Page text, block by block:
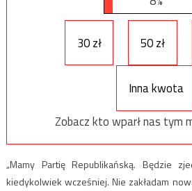
30 zł 50 zł
Inna kwota
Zobacz kto wparł nas tym
„Mamy Partię Republikańską. Będzie
kiedykolwiek wcześniej. Nie zakładam